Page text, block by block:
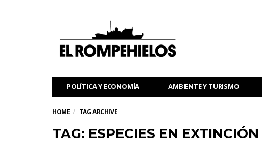
POLÍTICA Y ECONOMÍA AMBIENTE Y TURISMO
HOME TAG ARCHIVE
TAG: ESPECIES EN EXTINCIÓN